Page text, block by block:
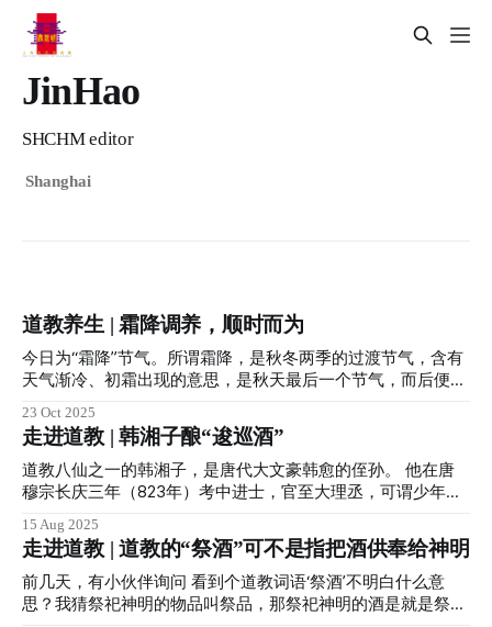
JinHao
SHCHM editor
Shanghai
道教养生 | 霜降调养，顺时而为
今日为“霜降”节气。所谓霜降，是秋冬两季的过渡节气，含有
天气渐冷、初霜出现的意思，是秋天最后一个节气，而后便凛
翻开拉杆箱，又看了看床底...秋天到底在哪呢？ 明明就是一秒
入冬... 算了，还是说回霜降吧。 霜降 ·一候豺乃祭兽 ·二候草
木黄落 ·三候蜇虫咸俯 霜降时节，万物毕成，毕入于戌，阳下
入地，阴气始凝，天气渐寒始于霜降。 此时，南北方天气都
降时分养生保健十分重要。 很多朋友在气温下降后，由于局
部保暖不当或人体未适应寒冷等原因，经常会诱发慢性胃
病、"老寒腿"等疾病。 而且，秋末时节，空气干燥，也是呼吸
道疾病的高发期，可以时常搓揉鼻翼两侧的迎香穴，多练练道
23 Oct 2025
走进道教 | 韩湘子酿“逡巡酒”
道教八仙之一的韩湘子，是唐代大文豪韩愈的侄孙。 他在唐
穆宗长庆三年（823年）考中进士，官至大理丞，可谓少年得
迁至蓝关示侄孙湘》和《宿曾江口示侄孙湘》，足见二人情谊
深厚。 尽管韩湘子在官场春风得意，但他自幼便对道家思想
心生向往。 最终，他拜入纯阳祖师吕洞宾门下，专心修炼道
法，成为“八仙”中的一员。 传说韩湘子拥有“能造逡巡酒，能
15 Aug 2025
走进道教 | 道教的“祭酒”可不是指把酒供奉给神明
前几天，有小伙伴询问 看到个道教词语‘祭酒’不明白什么意
思？我猜祭祀神明的物品叫祭品，那祭祀神明的酒是就是祭酒